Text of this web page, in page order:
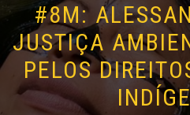
#8M:
JUSTIÇA
PELOS